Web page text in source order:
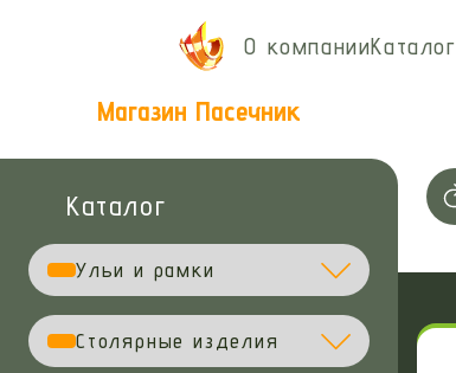
О компанииКаталог
Магазин Пасечник
Каталог
Ульи и рамки
Столярные изделия